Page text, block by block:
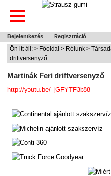
Bejelentkezés Regisztráció
Ön itt áll: > Főoldal > Rólunk >
driftversenyző
Martinák Feri driftversenyző
http://youtu.be/_jGFYTF3b88